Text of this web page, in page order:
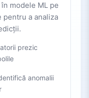
modele ML pe
a analiza
prezic
anomalii